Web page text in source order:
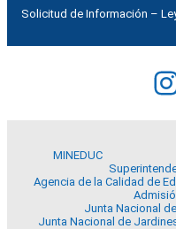
Solicitud de Información –
MINEDUC
Agencia de la Calidad de
Junta Nacional
Junta Nacional de